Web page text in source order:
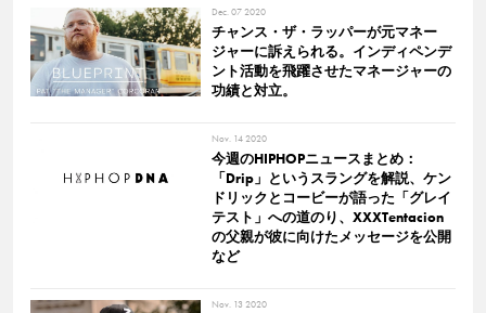
Dec. 07 2020
チャンス・ザ・ラッパーが元マネー
ジャーに訴えられる。インディペンデ
ント活動を飛躍させたマネージャーの
功績と対立。
Nov. 14 2020
今週のHIPHOPニュースまとめ：
「Drip」というスラングを解説、ケン
ドリックとコービーが語った「グレイ
テスト」への道のり、XXXTentacion
の父親が彼に向けたメッセージを公開
など
Nov. 13 2020